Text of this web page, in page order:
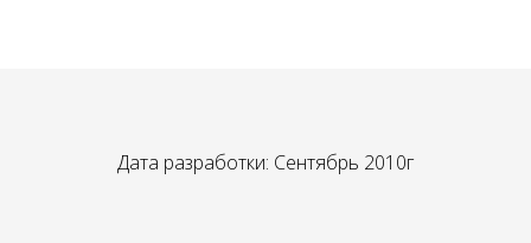
Дата разработки: Сентябрь 2010г